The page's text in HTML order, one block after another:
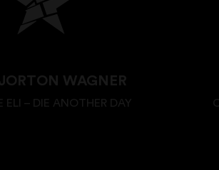
WAGNER
ELI – DIE ANOTHER DAY